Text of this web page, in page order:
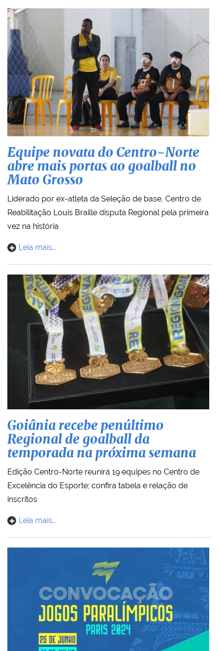
Equipe novata do Centro-Norte
abre mais portas ao goalball no
Mato Grosso
Liderado por ex-atleta da Seleção de base, Centro de
Reabilitação Louis Braille disputa Regional pela primeira
vez na história
Leia mais…
Goiânia recebe penúltimo
Regional de goalball da
temporada na próxima semana
Edição Centro-Norte reunirá 19 equipes no Centro de
Excelência do Esporte; confira tabela e relação de
inscritos
Leia mais…